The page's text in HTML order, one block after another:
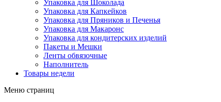
Упаковка для Шоколада
Упаковка для Капкейков
Упаковка для Пряников и Печенья
Упаковка для Макаронс
Упаковка для кондитерских изделий
Пакеты и Мешки
Ленты обвязочные
Наполнитель
Товары недели
Меню страниц